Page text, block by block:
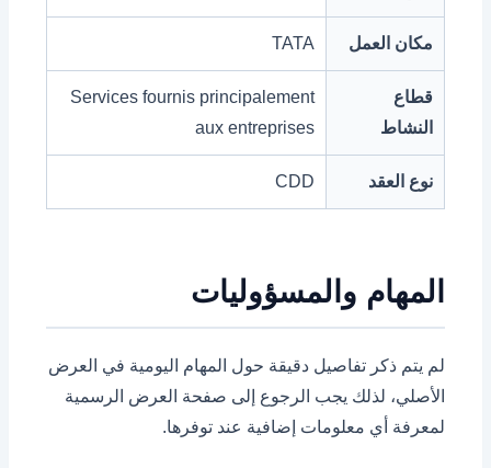
مكان العمل TATA
قطاع
النشاط
Services fournis principalement
aux entreprises
نوع العقد CDD
المهام والمسؤوليات
لم يتم ذكر تفاصيل دقيقة حول المهام اليومية في العرض
الأصلي، لذلك يجب الرجوع إلى صفحة العرض الرسمية
لمعرفة أي معلومات إضافية عند توفرها.